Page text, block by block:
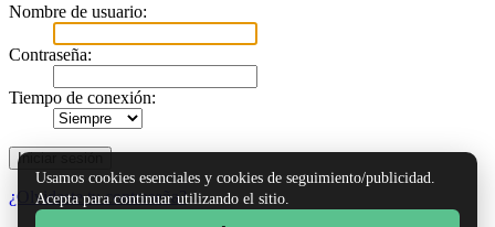
Nombre de usuario:
Contraseña:
Tiempo de conexión:
¿Olvidaste tu contraseña?
Usamos cookies esenciales y cookies de seguimiento/publicidad.
Acepta para continuar utilizando el sitio.